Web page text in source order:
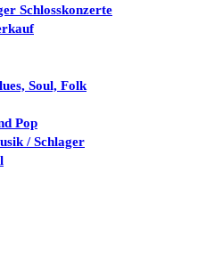
Schlosskonzerte
Soul, Folk
Pop
/ Schlager